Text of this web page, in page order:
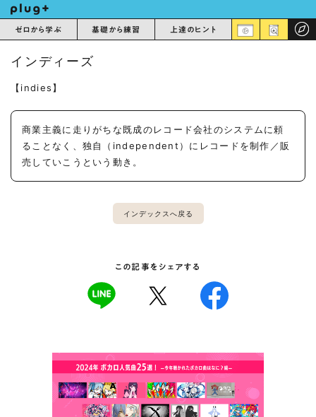
ゼロから学ぶ 基礎から練習 上達のヒント
インディーズ
【indies】
商業主義に走りがちな既成のレコード会社のシステムに頼
ることなく、独自（independent）にレコードを制作／販
売していこうという動き。
インデックスへ戻る
この記事をシェアする